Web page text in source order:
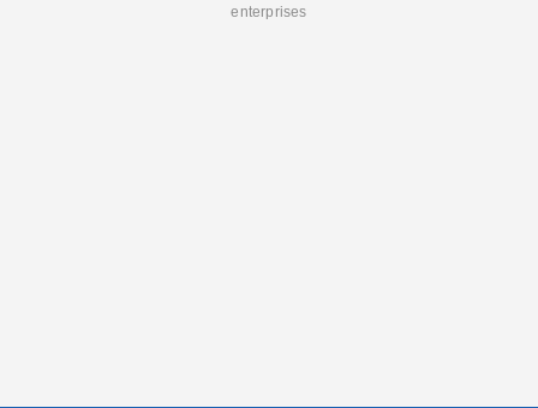
enterprises